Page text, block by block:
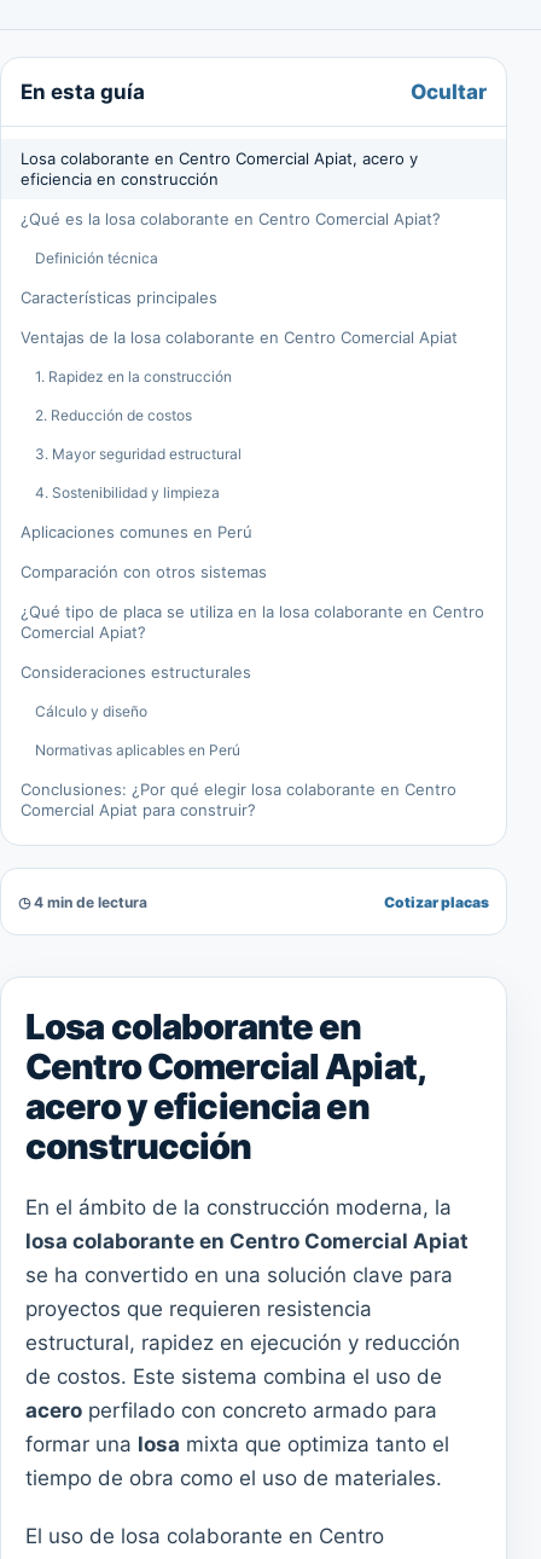
En esta guía Ocultar
Losa colaborante en Centro Comercial Apiat, acero y
eficiencia en construcción
¿Qué es la losa colaborante en Centro Comercial Apiat?
Definición técnica
Características principales
Ventajas de la losa colaborante en Centro Comercial Apiat
1. Rapidez en la construcción
2. Reducción de costos
3. Mayor seguridad estructural
4. Sostenibilidad y limpieza
Aplicaciones comunes en Perú
Comparación con otros sistemas
¿Qué tipo de placa se utiliza en la losa colaborante en Centro
Comercial Apiat?
Consideraciones estructurales
Cálculo y diseño
Normativas aplicables en Perú
Conclusiones: ¿Por qué elegir losa colaborante en Centro
Comercial Apiat para construir?
◷ 4 min de lectura Cotizar placas
Losa colaborante en
Centro Comercial Apiat,
acero y eficiencia en
construcción
En el ámbito de la construcción moderna, la
losa colaborante en Centro Comercial Apiat
se ha convertido en una solución clave para
proyectos que requieren resistencia
estructural, rapidez en ejecución y reducción
de costos. Este sistema combina el uso de
acero perfilado con concreto armado para
formar una losa mixta que optimiza tanto el
tiempo de obra como el uso de materiales.
El uso de losa colaborante en Centro